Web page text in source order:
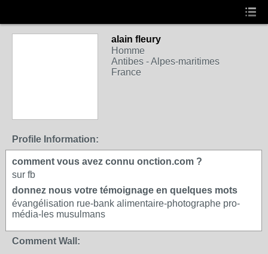
alain fleury
Homme
Antibes - Alpes-maritimes
France
Profile Information:
comment vous avez connu onction.com ?
sur fb
donnez nous votre témoignage en quelques mots
évangélisation rue-bank alimentaire-photographe pro-
média-les musulmans
Comment Wall: